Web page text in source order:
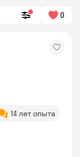
0
14 лет опыта